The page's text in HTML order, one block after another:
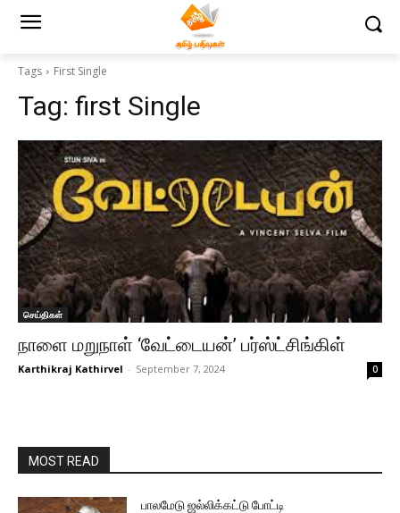
Tags First Single
Tag: first Single
செய்திகள்
நாளை மறுநாள் ‘வேட்டையன்’ பர்ஸ்ட்சிங்கிள்
Karthikraj Kathirvel - September 7, 2024 0
MOST READ
பாலமேடு ஜல்லிக்கட்டு போட்டி